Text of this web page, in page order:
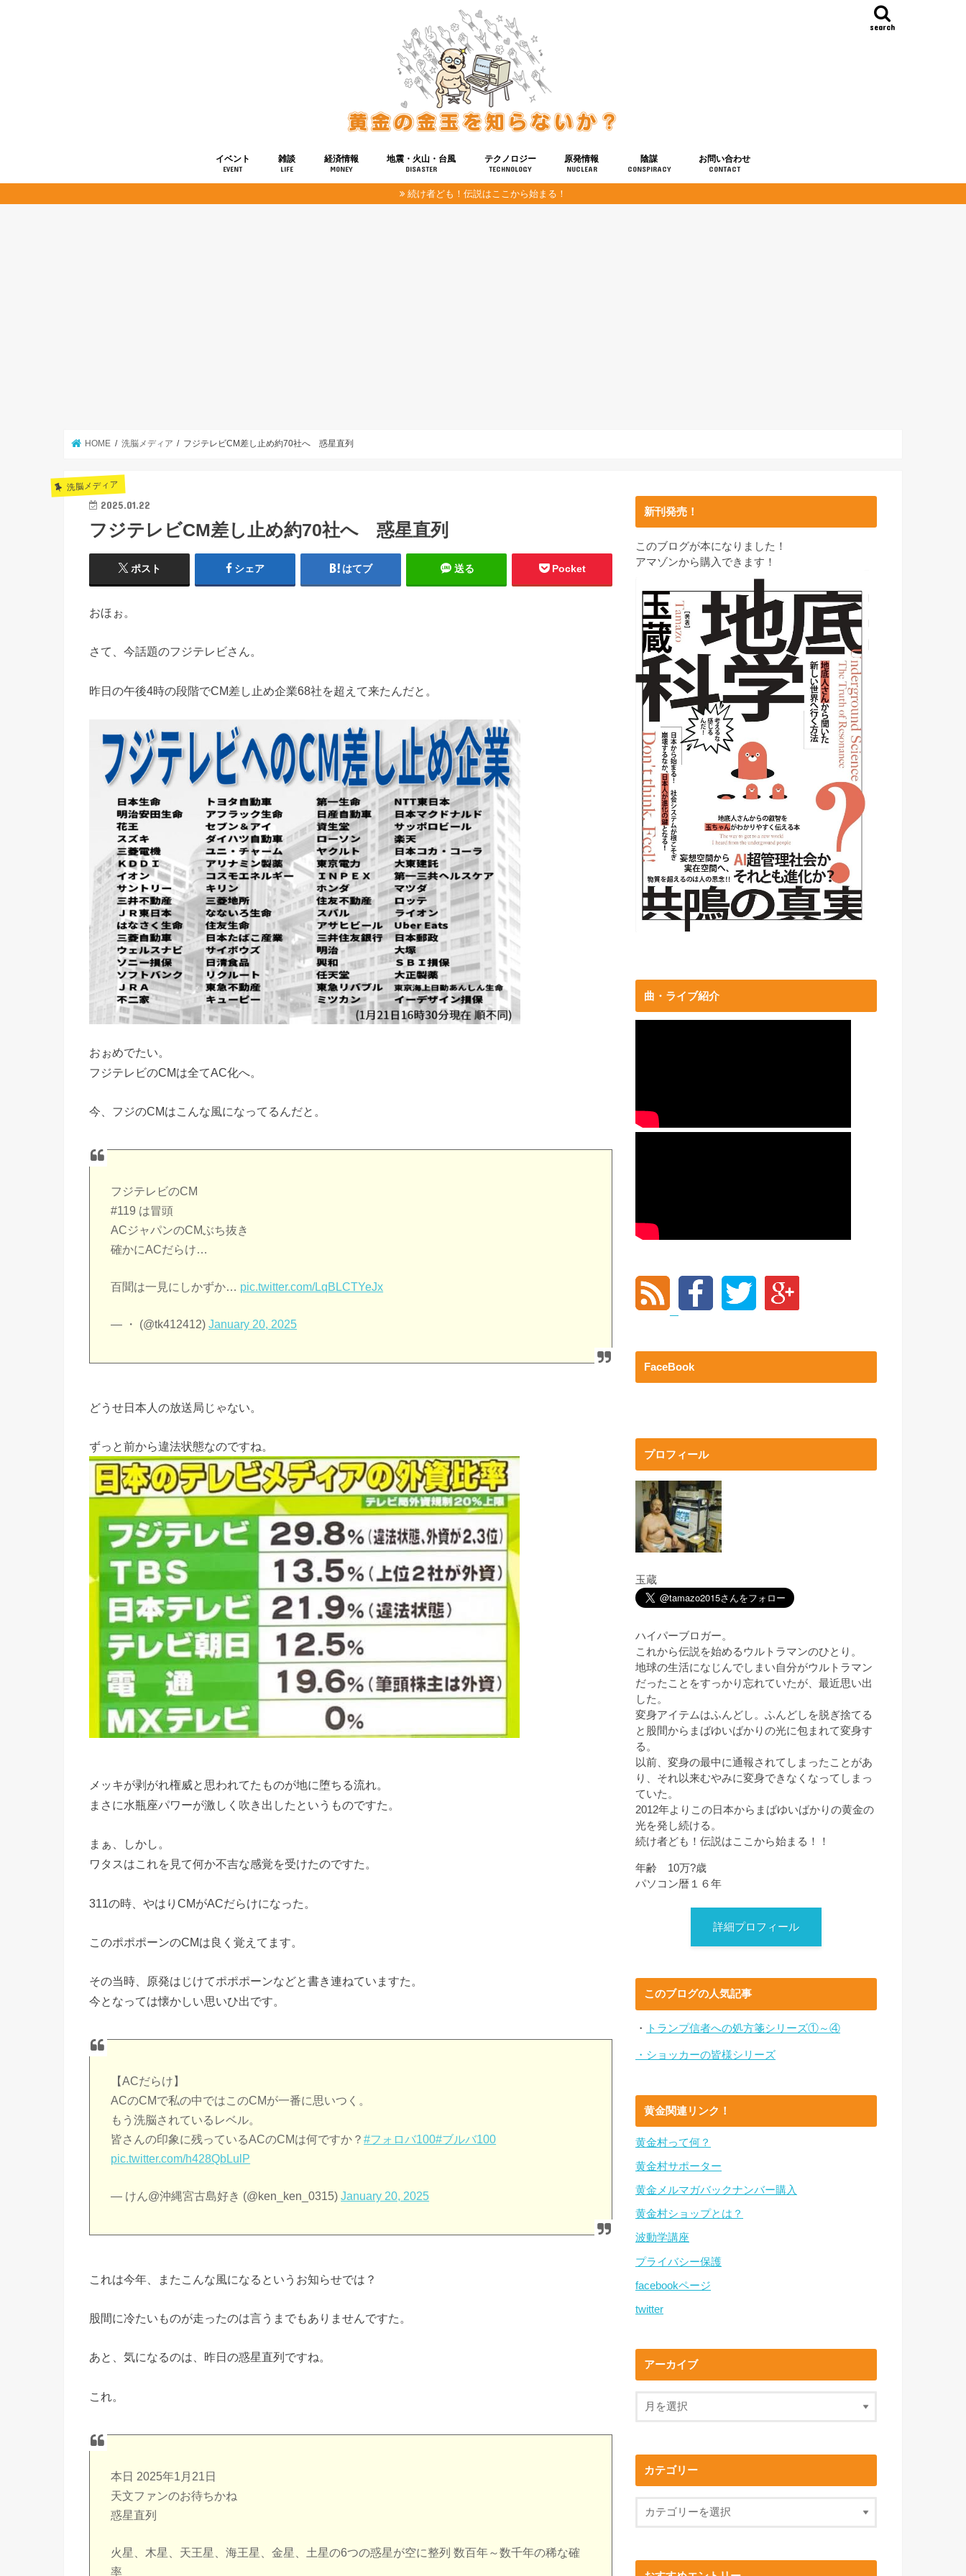
search
イベント
EVENT
雑談
LIFE
経済情報
MONEY
地震・火山・台風
DISASTER
テクノロジー
TECHNOLOGY
健康
宇宙
原発情報
NUCLEAR
陰謀
CONSPIRACY
お問い合わせ
CONTACT
続け者ども！伝説はここから始まる！
HOME 洗脳メディア フジテレビCM差し止め約70社へ 惑星直列
洗脳メディア
2025.01.22
フジテレビCM差し止め約70社へ 惑星直列
ポスト シェア はてブ 送る Pocket
おほぉ。
さて、今話題のフジテレビさん。
昨日の午後4時の段階でCM差し止め企業68社を超えて来たんだと。
おぉめでたい。
フジテレビのCMは全てAC化へ。
今、フジのCMはこんな風になってるんだと。
フジテレビのCM
#119 は冒頭
ACジャパンのCMぶち抜き
確かにACだらけ…
百聞は一見にしかずか… pic.twitter.com/LqBLCTYeJx
— ・ (@tk412412)January 20, 2025
どうせ日本人の放送局じゃない。
ずっと前から違法状態なのですね。
メッキが剥がれ権威と思われてたものが地に堕ちる流れ。
まさに水瓶座パワーが激しく吹き出したというものですた。
まぁ、しかし。
ワタスはこれを見て何か不吉な感覚を受けたのですた。
311の時、やはりCMがACだらけになった。
このポポポーンのCMは良く覚えてます。
その当時、原発はじけてポポポーンなどと書き連ねていますた。
今となっては懐かしい思いひ出です。
【ACだらけ】
ACのCMで私の中ではこのCMが一番に思いつく。
もう洗脳されているレベル。
皆さんの印象に残っているACのCMは何ですか？#フォロバ100#ブルバ100
pic.twitter.com/h428QbLulP
— けん@沖縄宮古島好き (@ken_ken_0315)January 20, 2025
これは今年、またこんな風になるというお知らせでは？
股間に冷たいものが走ったのは言うまでもありませんですた。
あと、気になるのは、昨日の惑星直列ですね。
これ。
本日 2025年1月21日
天文ファンのお待ちかね
惑星直列
火星、木星、天王星、海王星、金星、土星の6つの惑星が空に整列 数百年～数千年の稀な確
率
新刊発売！
このブログが本になりました！
アマゾンから購入できます！
曲・ライブ紹介
FaceBook
プロフィール
玉蔵
ハイパーブロガー。
これから伝説を始めるウルトラマンのひとり。
地球の生活になじんでしまい自分がウルトラマン
だったことをすっかり忘れていたが、最近思い出
した。
変身アイテムはふんどし。ふんどしを脱ぎ捨てる
と股間からまばゆいばかりの光に包まれて変身す
る。
以前、変身の最中に通報されてしまったことがあ
り、それ以来むやみに変身できなくなってしまっ
ていた。
2012年よりこの日本からまばゆいばかりの黄金の
光を発し続ける。
続け者ども！伝説はここから始まる！！
年齢 10万?歳
パソコン暦１６年
詳細プロフィール
このブログの人気記事
・ トランプ信者への処方箋シリーズ①～④
・ショッカーの皆様シリーズ
黄金関連リンク！
黄金村って何？
黄金村サポーター
黄金メルマガバックナンバー購入
黄金村ショップとは？
波動学講座
プライバシー保護
facebookページ
twitter
アーカイブ
カテゴリー